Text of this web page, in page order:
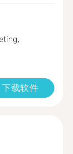
下载软件